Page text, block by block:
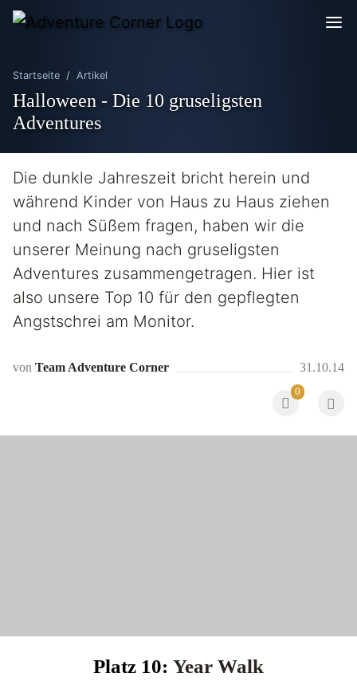
Startseite Artikel
Halloween - Die 10 gruseligsten
Adventures
Die dunkle Jahreszeit bricht herein und
während Kinder von Haus zu Haus ziehen
und nach Süßem fragen, haben wir die
unserer Meinung nach gruseligsten
Adventures zusammengetragen. Hier ist
also unsere Top 10 für den gepflegten
Angstschrei am Monitor.
von Team Adventure Corner 31.10.14
0
Platz 10: Year Walk